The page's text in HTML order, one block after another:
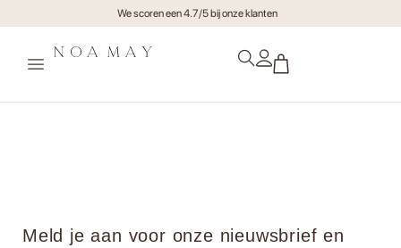
We scoren een 4.7/5 bij onze klanten
Meld je aan voor onze nieuwsbrief en